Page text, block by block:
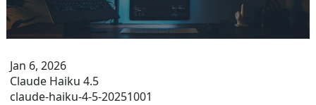
Jan 6, 2026
Claude Haiku 4.5
claude-haiku-4-5-20251001